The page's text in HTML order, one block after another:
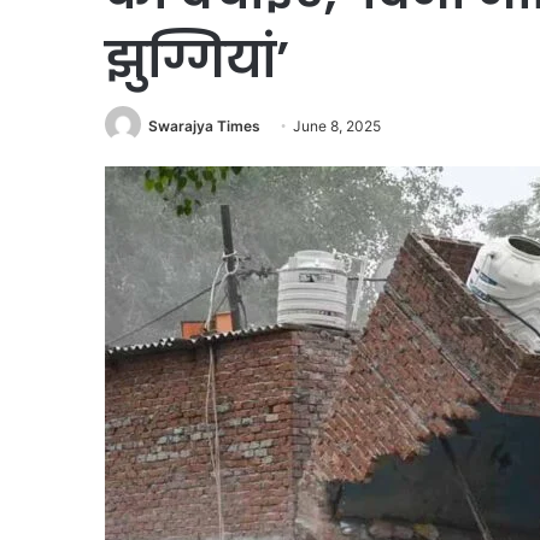
झुग्गियां’
Swarajya Times June 8, 2025